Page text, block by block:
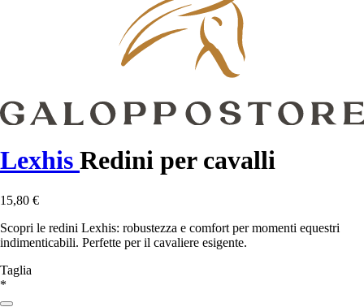
Lexhis Redini per cavalli
15,80 €
Scopri le redini Lexhis: robustezza e comfort per momenti equestri
indimenticabili. Perfette per il cavaliere esigente.
Taglia
*